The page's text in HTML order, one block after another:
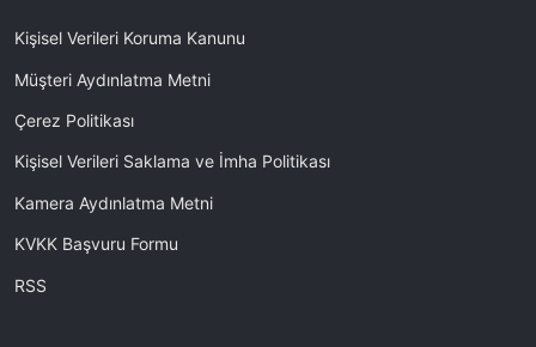
Kişisel Verileri Koruma Kanunu
Müşteri Aydınlatma Metni
Çerez Politikası
Kişisel Verileri Saklama ve İmha Politikası
Kamera Aydınlatma Metni
KVKK Başvuru Formu
RSS